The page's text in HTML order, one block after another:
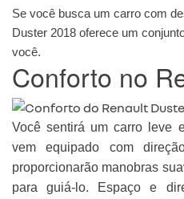
Se você busca um carro com
Duster 2018 oferece um
você.
Conforto no
Você sentirá um carro leve
vem equipado com
proporcionarão manobras
para guiá-lo. Espaço e